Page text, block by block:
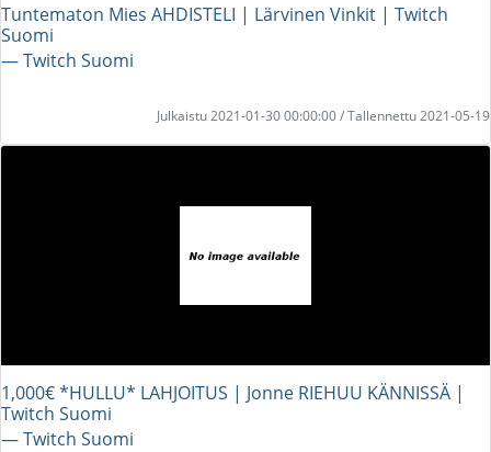
Tuntematon Mies AHDISTELI | Lärvinen Vinkit | Twitch
Suomi
― Twitch Suomi
Julkaistu 2021-01-30 00:00:00 / Tallennettu 2021-05-19
1,000€ *HULLU* LAHJOITUS | Jonne RIEHUU KÄNNISSÄ |
Twitch Suomi
― Twitch Suomi